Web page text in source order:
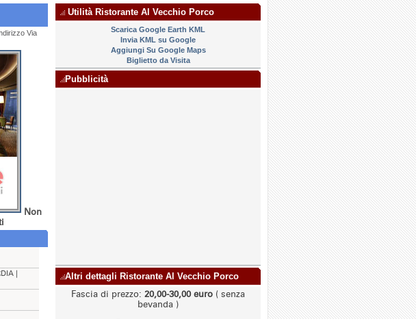
Via
Non
|
Utilità Ristorante Al Vecchio Porco
Scarica Google Earth KML
Invia KML su Google
Aggiungi Su Google Maps
Biglietto da Visita
Pubblicità
Altri dettagli Ristorante Al Vecchio Porco
Fascia di prezzo: 20,00-30,00 euro ( senza
bevanda )